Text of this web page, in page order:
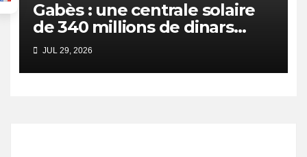
Gabès : une centrale solaire
de 340 millions de dinars
pour renforcer la transition
énergétique et créer 400
emplois
JUL 29, 2026